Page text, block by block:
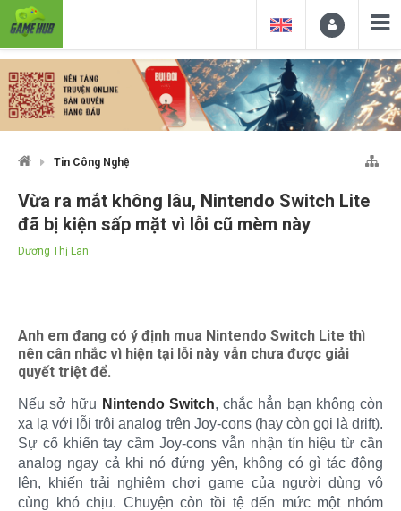
Tin Công Nghệ
Vừa ra mắt không lâu, Nintendo Switch Lite
đã bị kiện sấp mặt vì lỗi cũ mèm này
Dương Thị Lan
Anh em đang có ý định mua Nintendo Switch Lite thì
nên cân nhắc vì hiện tại lỗi này vẫn chưa được giải
quyết triệt để.
Nếu sở hữu Nintendo Switch, chắc hẳn bạn không còn
xa lạ với lỗi trôi analog trên Joy-cons (hay còn gọi là drift).
Sự cố khiến tay cầm Joy-cons vẫn nhận tín hiệu từ cần
analog ngay cả khi nó đứng yên, không có gì tác động
lên, khiến trải nghiệm chơi game của người dùng vô
cùng khó chịu. Chuyện còn tồi tệ đến mức một nhóm